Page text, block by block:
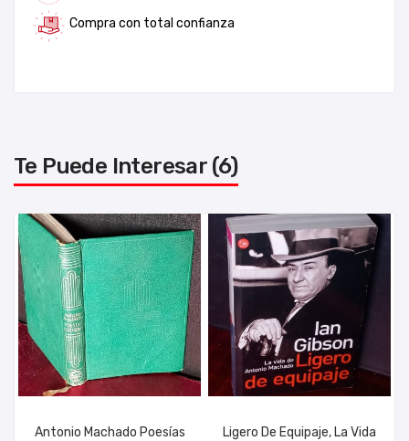
Compra con total confianza
Te Puede Interesar (6)
Antonio Machado Poesías
Ligero De Equipaje, La Vida